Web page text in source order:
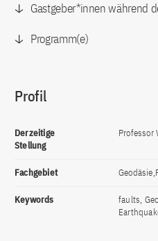
Gastgeber*innen während
Programm(e)
Profil
Derzeitige
Stellung
Professor
Fachgebiet
Keywords
faults,